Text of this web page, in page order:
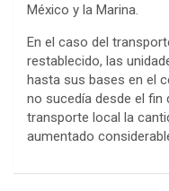
México y la Marina.
En el caso del
restablecido, las
hasta sus bases en el
no sucedía desde el fin
transporte local la
aumentado